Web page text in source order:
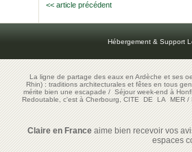
<< article précédent
Hébergement & Support
La ligne de partage des eaux en Ardèche et ses
Rhin) : traditions architecturales et fêtes en tous
mérite bien une escapade/Séjour week-end à
Redoutable, c'est à Cherbourg, CITE DE LA MER/
Claire en Franceaime bien recevoir vos
espaces